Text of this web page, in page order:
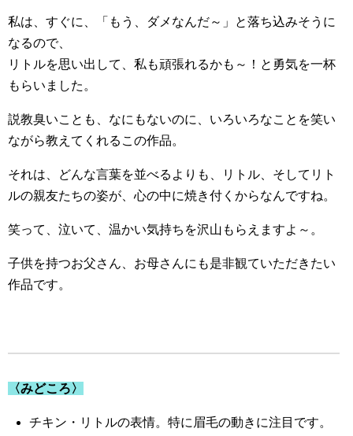
私は、すぐに、「もう、ダメなんだ～」と落ち込みそうに
なるので、
リトルを思い出して、私も頑張れるかも～！と勇気を一杯
もらいました。
説教臭いことも、なにもないのに、いろいろなことを笑い
ながら教えてくれるこの作品。
それは、どんな言葉を並べるよりも、リトル、そしてリト
ルの親友たちの姿が、心の中に焼き付くからなんですね。
笑って、泣いて、温かい気持ちを沢山もらえますよ～。
子供を持つお父さん、お母さんにも是非観ていただきたい
作品です。
〈みどころ〉
チキン・リトルの表情。特に眉毛の動きに注目です。